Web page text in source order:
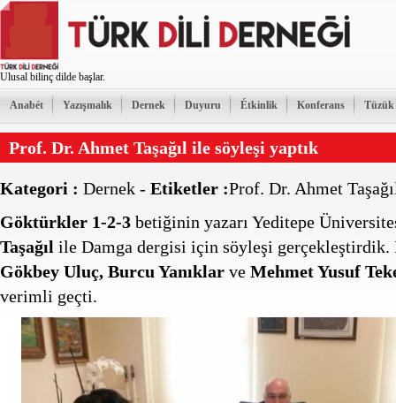
Ulusal bilinç dilde başlar.
Anabét Yazışmalık Dernek Duyuru Étkinlik Konferans Tüzük
Prof. Dr. Ahmet Taşağıl ile söyleşi yaptık
Kategori : Dernek - Etiketler :Prof. Dr. Ahmet
Göktürkler 1-2-3 betiğinin yazarı Yeditepe
Taşağıl ile Damga dergisi için söyleşi gerçekleştirdik.
Gökbey Uluç, Burcu Yanıklar ve Mehmet Yusuf
verimli geçti.